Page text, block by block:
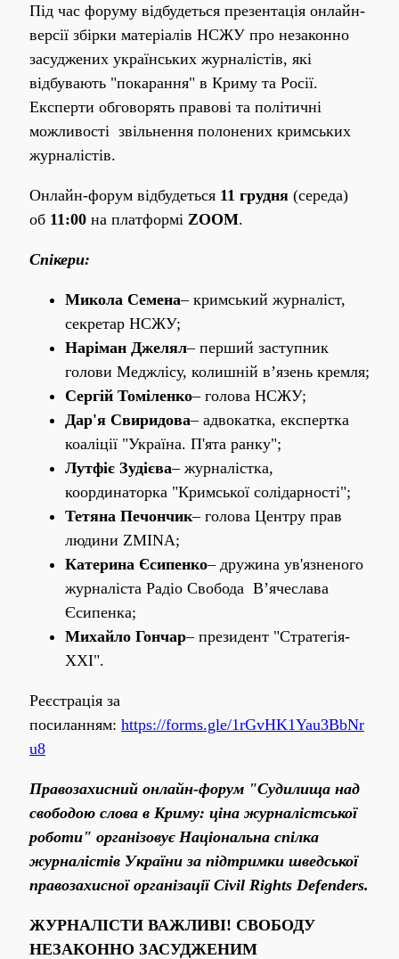
Під час форуму відбудеться презентація онлайн-
версії збірки матеріалів НСЖУ про незаконно
засуджених українських журналістів, які
відбувають "покарання" в Криму та Росії.
Експерти обговорять правові та політичні
можливості звільнення полонених кримських
журналістів.
Онлайн-форум відбудеться 11 грудня (середа)
об 11:00 на платформі ZOOM.
Спікери:
Микола Семена– кримський журналіст,
секретар НСЖУ;
Наріман Джелял– перший заступник
голови Меджлісу, колишній в’язень кремля;
Сергій Томіленко– голова НСЖУ;
Дар'я Свиридова– адвокатка, експертка
коаліції "Україна. П'ята ранку";
Лутфіє Зудієва– журналістка,
координаторка "Кримської солідарності";
Тетяна Печончик– голова Центру прав
людини ZMINA;
Катерина Єсипенко– дружина ув'язненого
журналіста Радіо Свобода В’ячеслава
Єсипенка;
Михайло Гончар– президент "Стратегія-
XXI".
Реєстрація за
посиланням: https://forms.gle/1rGvHK1Yau3BbNr
u8
Правозахисний онлайн-форум "Судилища над
свободою слова в Криму: ціна журналістської
роботи" організовує Національна спілка
журналістів України за підтримки шведської
правозахисної організації Civil Rights Defenders.
ЖУРНАЛІСТИ ВАЖЛИВІ! СВОБОДУ
НЕЗАКОННО ЗАСУДЖЕНИМ